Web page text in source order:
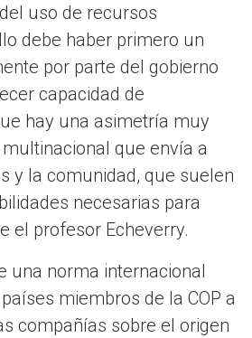
uso de recursos
debe haber primero un
por parte del gobierno
capacidad de
hay una asimetría muy
que envía a
y la comunidad, que suelen
necesarias para
el profesor Echeverry.
una norma internacional
miembros de la COP a
compañías sobre el origen